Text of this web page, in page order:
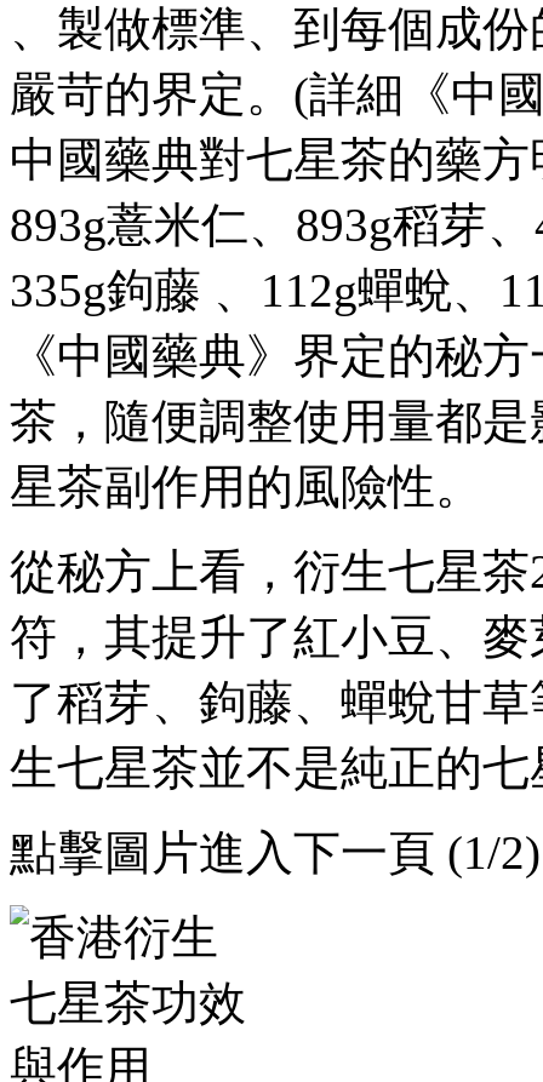
、製做標準、到每個成
嚴苛的界定 。(詳細《中
中國藥典對七星茶的藥方
893g薏米仁、893g稻芽
335g鉤藤 、112g蟬蛻
《中國藥典》界定的秘方
茶，隨便調整使用量都
星茶副作用的風險性。
從秘方上看，衍生七
符 ，其提升了紅小豆 、
了稻芽、鉤藤、蟬蛻甘
生七星茶並不是純正的七星
點擊圖片進入下一頁 (1/2)